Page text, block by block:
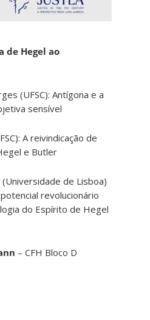
de Hegel ao
(UFSC): Antígona e a
sensível
A reivindicação de
e Butler
de Lisboa)
revolucionário
do Espírito de Hegel
– CFH Bloco D